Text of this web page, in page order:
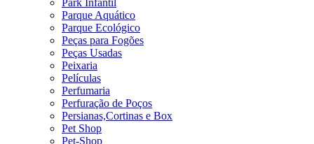
Park Infantil
Parque Aquático
Parque Ecológico
Peças para Fogões
Peças Usadas
Peixaria
Películas
Perfumaria
Perfuração de Poços
Persianas,Cortinas e Box
Pet Shop
Pet-Shop